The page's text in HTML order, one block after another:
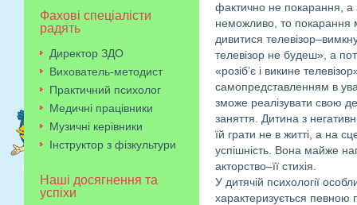
фактично не покарання, а
неможливо, то покарання
дивитися
телевізор не будеш», а
«розіб’є і викине
самопредставленням в
зможе реалізувати свою
заняття. Дитина з
їй грати не в житті, а на
успішність. Вона майже
акторство–її стихія.
У дитячій психології
характеризується певною
Фахові спеціалісти
радять
Директор ЗДО
Вихователь-методист
Практичний психолог
Медичні працівники
Музичні керівники
Інструктор з фізкультури
Наші досягнення та
успіхи